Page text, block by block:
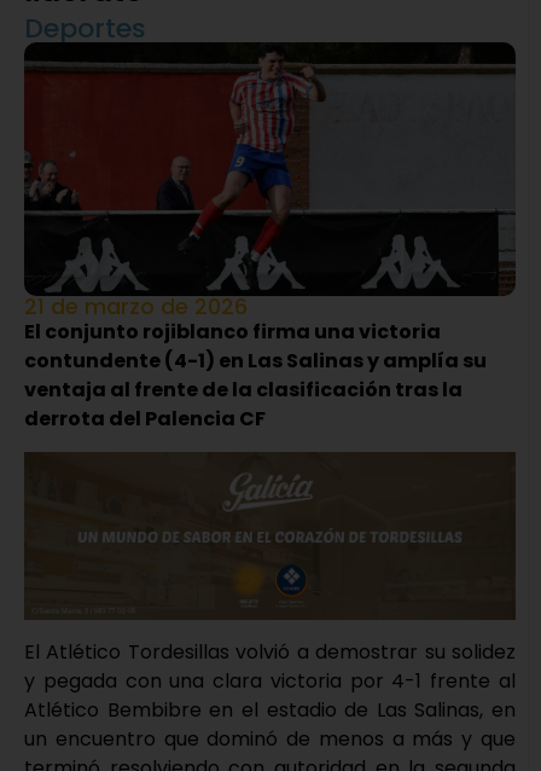
Deportes
21 de marzo de 2026
El conjunto rojiblanco firma una victoria
contundente (4-1) en Las Salinas y amplía su
ventaja al frente de la clasificación tras la
derrota del Palencia CF
El Atlético Tordesillas volvió a demostrar su solidez
y pegada con una clara victoria por 4-1 frente al
Atlético Bembibre en el estadio de Las Salinas, en
un encuentro que dominó de menos a más y que